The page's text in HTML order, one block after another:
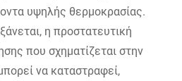
υψηλής θερμοκρασίας.
η προστατευτική
που σχηματίζεται στην
να καταστραφεί,